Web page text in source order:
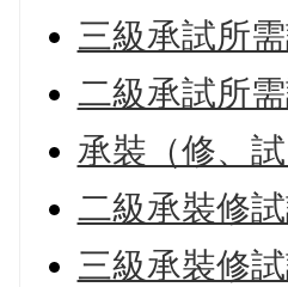
三級承試所
二級承試所
承裝（修、
二級承裝修
三級承裝修